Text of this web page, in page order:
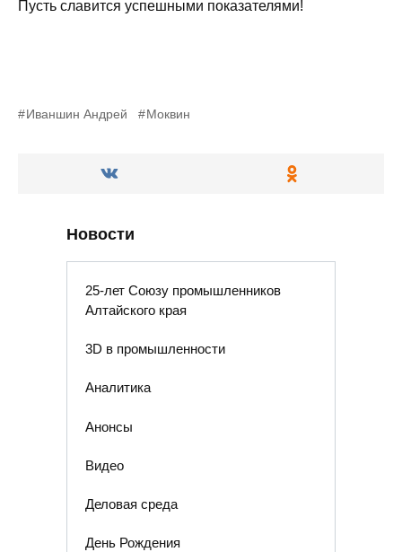
Пусть славится успешными показателями!
Иваншин Андрей Моквин
Новости
25-лет Союзу промышленников
Алтайского края
3D в промышленности
Аналитика
Анонсы
Видео
Деловая среда
День Рождения